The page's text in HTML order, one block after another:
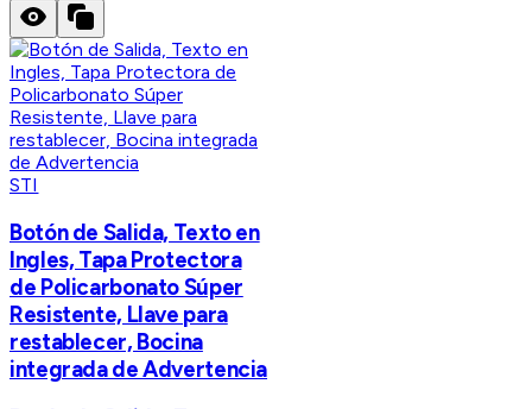
STI
Botón de Salida, Texto en
Ingles, Tapa Protectora
de Policarbonato Súper
Resistente, Llave para
restablecer, Bocina
integrada de Advertencia